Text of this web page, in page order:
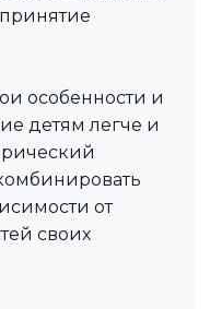
особенности и
детям легче и
от
своих